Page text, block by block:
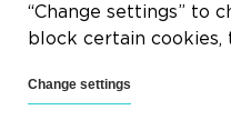
“Change settings” to
block certain
Change settings